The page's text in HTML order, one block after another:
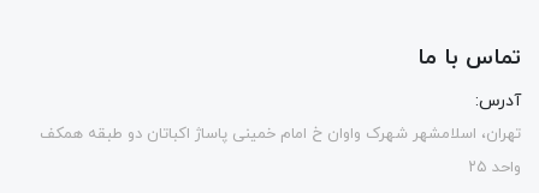
تماس با ما
آدرس:
تهران، اسلامشهر شهرک واوان خ امام خمینی پاساژ اکباتان دو طبقه همکف
واحد ۲۵